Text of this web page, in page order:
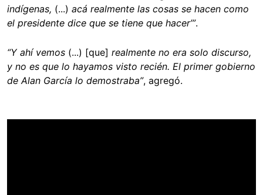
indígenas, (...) acá realmente las cosas se hacen como
el presidente dice que se tiene que hacer’”.
“Y ahí vemos (...) [que] realmente no era solo discurso,
y no es que lo hayamos visto recién. El primer gobierno
de Alan García lo demostraba”, agregó.